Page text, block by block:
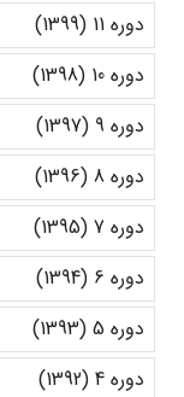
دوره 11 (1399)
دوره 10 (1398)
دوره 9 (1397)
دوره 8 (1396)
دوره 7 (1395)
دوره 6 (1394)
دوره 5 (1393)
دوره 4 (1392)